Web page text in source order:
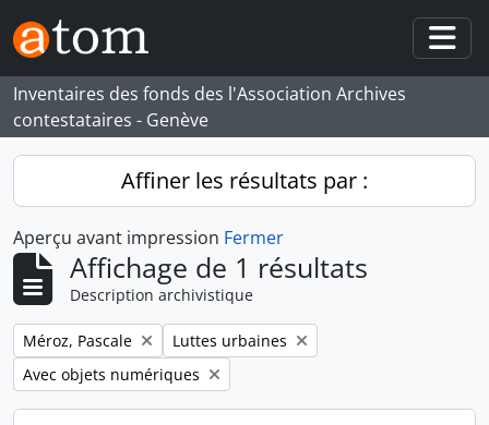
Skip to main content
Inventaires des fonds des l'Association Archives
contestataires - Genève
Affiner les résultats par :
Aperçu avant impression Fermer
Affichage de 1 résultats
Description archivistique
Remove filter:
Méroz, Pascale Remove filter:
Luttes urbaines
Remove filter:
Avec objets numériques